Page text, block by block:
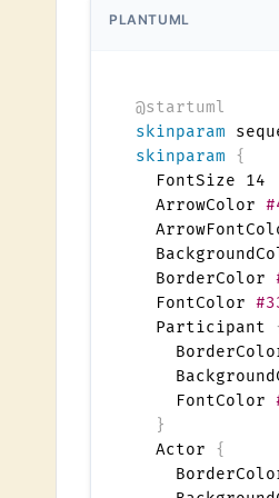
PLANTUML
@startuml
skinparam
skinparam
{
  FontSize 14
  ArrowColor
  BorderColor
  FontColor
  Participant
    FontColor
}
  Actor
{